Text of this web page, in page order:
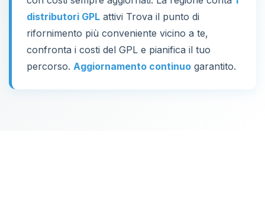
distributori GPL attivi Trova il punto di
rifornimento più conveniente vicino a te,
confronta i costi del GPL e pianifica il tuo
percorso. Aggiornamento continuo garantito.